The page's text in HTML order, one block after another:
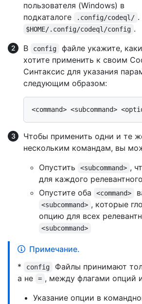
пользователя (Windows) в
подкаталоге
.config/codeql/
$HOME/.config/codeql/config .
В
config
файле укажите,
хотите применить к своим
Синтаксис для указания
следующим образом:
Чтобы применить одни и те
нескольким командам, вы
Опустить
<subcommand> ,
для каждого релевантного
Опустите оба <command>
<subcommand> , которые
опцию для всех
<subcommand>
Примечание.
*
config
Файлы принимают
а не
= , между флагами опций
Указание опции в